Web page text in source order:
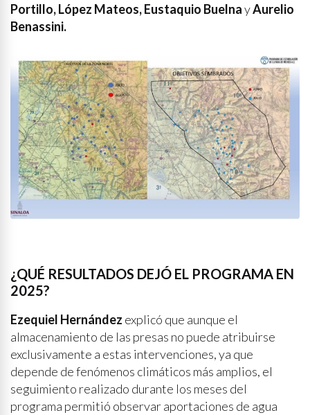
Portillo, López Mateos, Eustaquio BuelnayAurelio
Benassini.
¿QUÉ RESULTADOS DEJÓ EL PROGRAMA EN
2025?
Ezequiel Hernández explicó que aunque el
almacenamiento de las presas no puede atribuirse
exclusivamente a estas intervenciones, ya que
depende de fenómenos climáticos más amplios, el
seguimiento realizado durante los meses del
programa permitió observar aportaciones de agua